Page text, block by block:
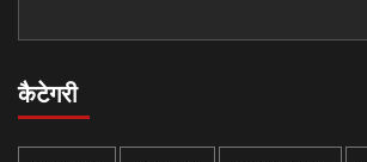
कैटेगरी